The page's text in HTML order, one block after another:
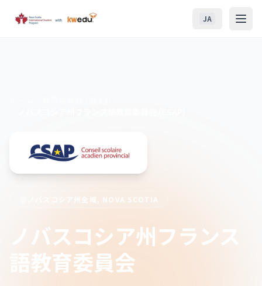
JA
ノバスコシア州全域, NOVA SCOTIA
ノバスコシア州フランス
語教育委員会
ノバスコシアでの生活
入学案内
EN English KO 한국어